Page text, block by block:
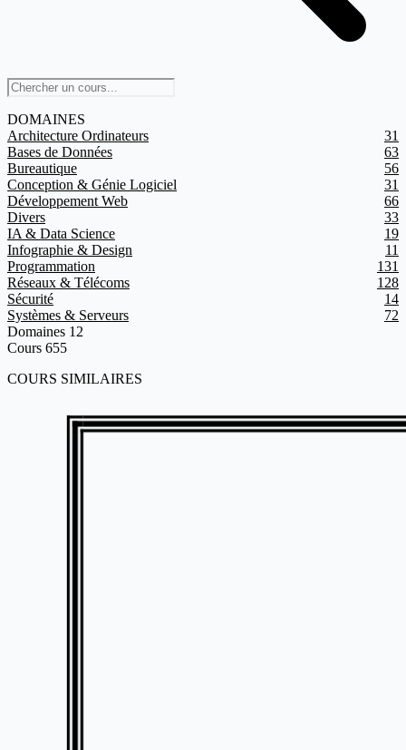
DOMAINES
Architecture Ordinateurs
31
Bases de Données
63
Bureautique
56
Conception & Génie Logiciel
31
Développement Web
66
Divers
33
IA & Data Science
19
Infographie & Design
11
Programmation
131
Réseaux & Télécoms
128
Sécurité
14
Systèmes & Serveurs
72
Domaines 12
Cours 655
COURS SIMILAIRES